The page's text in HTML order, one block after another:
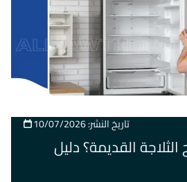
تاريخ النشر: 10/07/2026
القديمة؟ دليل